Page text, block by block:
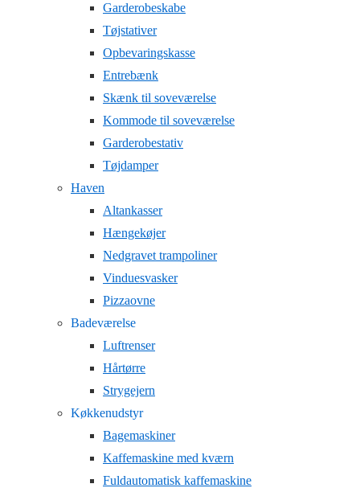
Garderobeskabe
Tøjstativer
Opbevaringskasse
Entrebænk
Skænk til soveværelse
Kommode til soveværelse
Garderobestativ
Tøjdamper
Haven
Altankasser
Hængekøjer
Nedgravet trampoliner
Vinduesvasker
Pizzaovne
Badeværelse
Luftrenser
Hårtørre
Strygejern
Køkkenudstyr
Bagemaskiner
Kaffemaskine med kværn
Fuldautomatisk kaffemaskine